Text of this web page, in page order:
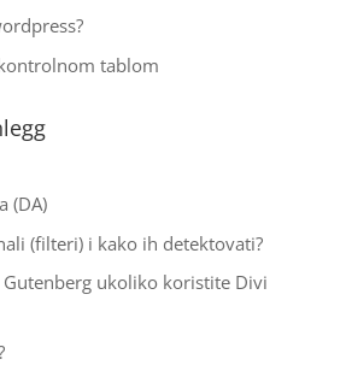
tablom
(DA)
(filteri) i kako ih detektovati?
ukoliko koristite Divi